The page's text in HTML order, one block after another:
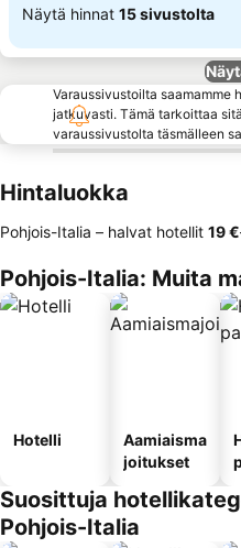
Näytä hinnat 15 sivustolta
Varaussivustoilta saamamme
jatkuvasti. Tämä tarkoittaa
varaussivustolta täsmälleen
Hintaluokka
Pohjois-Italia – halvat hotellit ‎19 €
Pohjois-Italia: Muita
Hotelli
Aamiaisma
joitukset
Suosittuja
Pohjois-Italia